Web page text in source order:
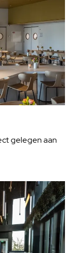
gelegen aan